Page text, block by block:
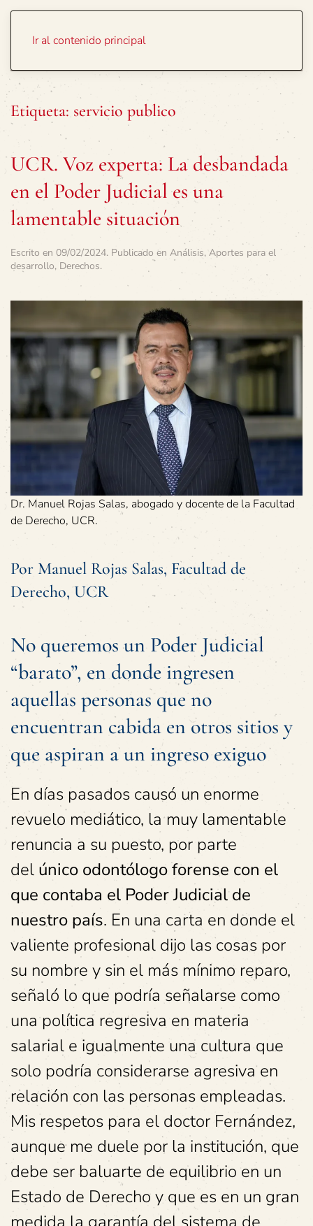
Ir al contenido principal
Etiqueta: servicio publico
UCR. Voz experta: La desbandada
en el Poder Judicial es una
lamentable situación
Escrito en 09/02/2024. Publicado en Análisis, Aportes para el
desarrollo, Derechos.
Dr. Manuel Rojas Salas, abogado y docente de la Facultad
de Derecho, UCR.
Por Manuel Rojas Salas, Facultad de
Derecho, UCR
No queremos un Poder Judicial
“barato”, en donde ingresen
aquellas personas que no
encuentran cabida en otros sitios y
que aspiran a un ingreso exiguo
En días pasados causó un enorme
revuelo mediático, la muy lamentable
renuncia a su puesto, por parte
del único odontólogo forense con el
que contaba el Poder Judicial de
nuestro país. En una carta en donde el
valiente profesional dijo las cosas por
su nombre y sin el más mínimo reparo,
señaló lo que podría señalarse como
una política regresiva en materia
salarial e igualmente una cultura que
solo podría considerarse agresiva en
relación con las personas empleadas.
Mis respetos para el doctor Fernández,
aunque me duele por la institución, que
debe ser baluarte de equilibrio en un
Estado de Derecho y que es en un gran